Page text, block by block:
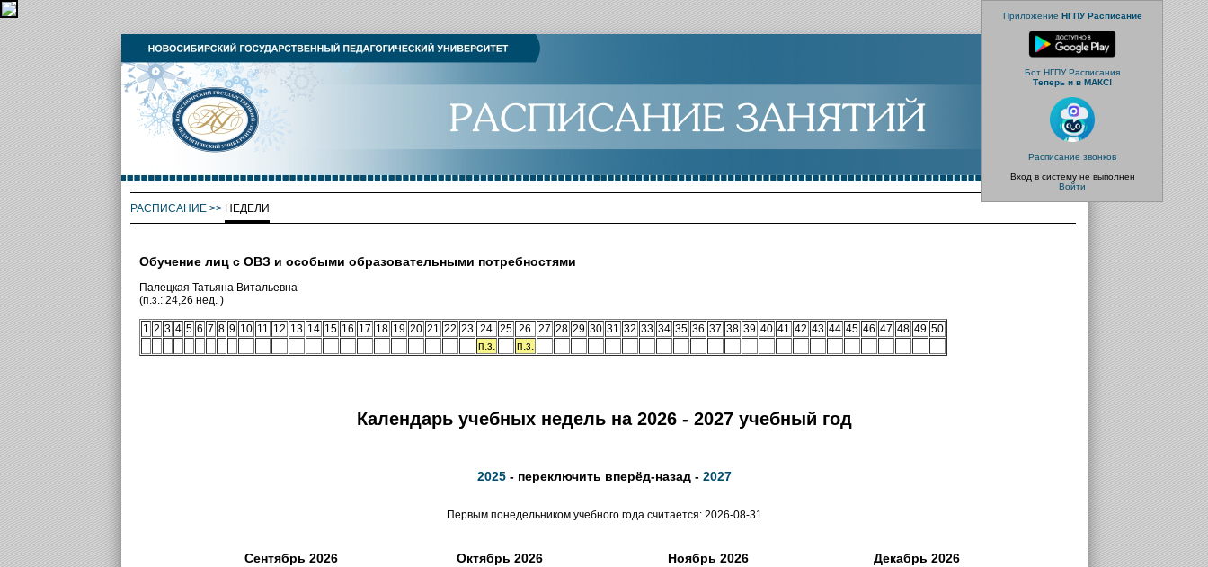
Приложение НГПУ Расписание
Бот НГПУ Расписания
Теперь и в МАКС!
Расписание звонков
Вход в систему не выполнен
Войти
РАСПИСАНИЕ>> НЕДЕЛИ
Обучение лиц с ОВЗ и особыми образовательными потребностями
Палецкая Татьяна Витальевна
(п.з.: 24,26 нед. )
1 2 3 4 5 6 7 8 9 10 11 12 13 14 15 16 17 18 19 20 21 22 23 24 25 26 27 28 29 30 31 32 33 34 35 36 37 38 39 40 41 42 43 44 45 46 47 48 49 50
п.з.
п.з.
Календарь учебных недель на 2026 - 2027 учебный год
2025- переключить вперёд-назад - 2027
Первым понедельником учебного года считается: 2026-08-31
Сентябрь 2026 Октябрь 2026 Ноябрь 2026 Декабрь 2026